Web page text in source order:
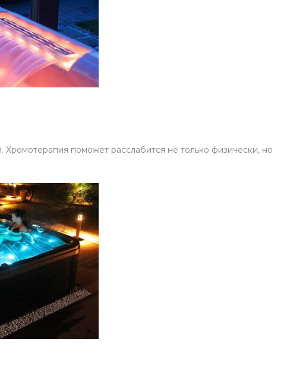
поможет расслабится не только физически, но